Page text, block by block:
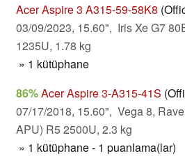
Acer Aspire 3 A315-59-58K8
03/09/2023, 15.60", Iris Xe G7
1235U, 1.78 kg
» 1 kütüphane
86%Acer Aspire 3-A315-41S
07/17/2018, 15.60", Vega 8,
APU) R5 2500U, 2.3 kg
» 1 kütüphane - 1 puanlama(lar)